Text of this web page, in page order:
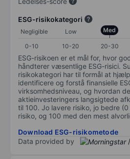
ESG-risikokategori
Negligible Low Med
0-10
10-20 20-30
ESG-risikoen er et mål for, hvor
håndterer væsentlige ESG-risici.
risikokategori har til formål at
identificere og forstå finansielle
virksomhedsniveau, og hvordan
aktieinvesteringers langsigtede
til 100. Jo lavere risiko, jo bedre
risiko, og 100 med den mest
Download ESG-risikometode
Data provided by
/